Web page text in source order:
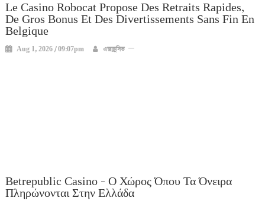
Le Casino Robocat Propose Des Retraits Rapides,
De Gros Bonus Et Des Divertissements Sans Fin En
Belgique
Aug 1, 2026 / 09:07pm এক্সক্লুসিভ
Betrepublic Casino – Ο Χώρος Όπου Τα Όνειρα
Πληρώνονται Στην Ελλάδα